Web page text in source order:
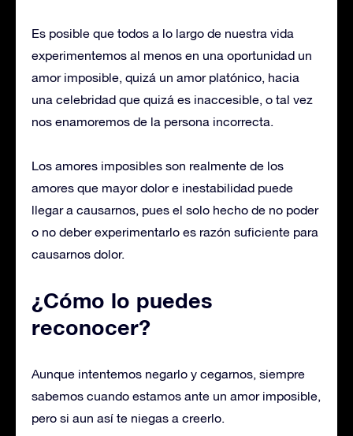
Es posible que todos a lo largo de nuestra vida
experimentemos al menos en una oportunidad un
amor imposible, quizá un amor platónico, hacia
una celebridad que quizá es inaccesible, o tal vez
nos enamoremos de la persona incorrecta.
Los amores imposibles son realmente de los
amores que mayor dolor e inestabilidad puede
llegar a causarnos, pues el solo hecho de no poder
o no deber experimentarlo es razón suficiente para
causarnos dolor.
¿Cómo lo puedes
reconocer?
Aunque intentemos negarlo y cegarnos, siempre
sabemos cuando estamos ante un amor imposible,
pero si aun así te niegas a creerlo.